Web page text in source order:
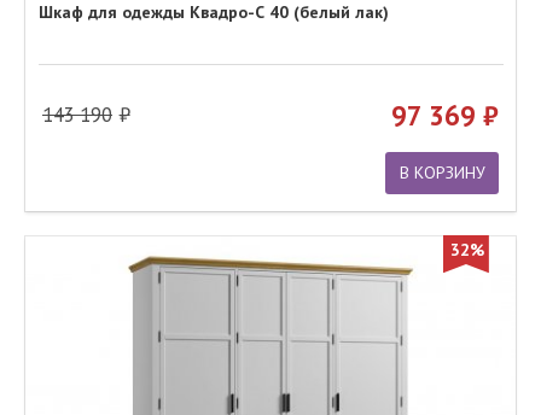
Шкаф для одежды Квадро-С 40 (белый лак)
143 190 97 369
В КОРЗИНУ
32%